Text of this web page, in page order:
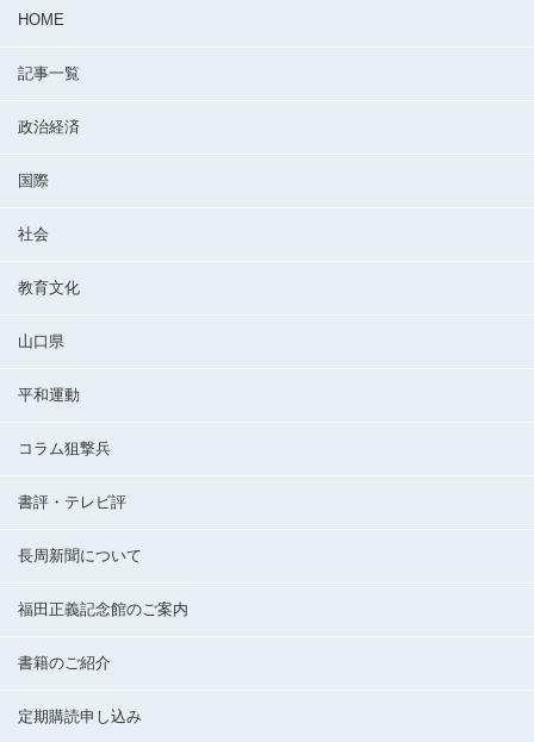
HOME
記事一覧
政治経済
国際
社会
教育文化
山口県
平和運動
コラム狙撃兵
書評・テレビ評
長周新聞について
福田正義記念館のご案内
書籍のご紹介
定期購読申し込み